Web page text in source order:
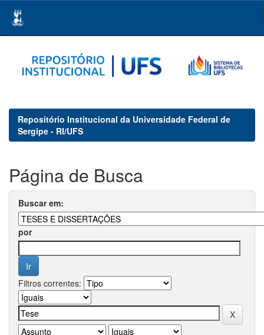
navigation
Repositório Institucional da Universidade Federal de
Sergipe - RI/UFS
Página de Busca
Buscar em:
por
Filtros correntes: